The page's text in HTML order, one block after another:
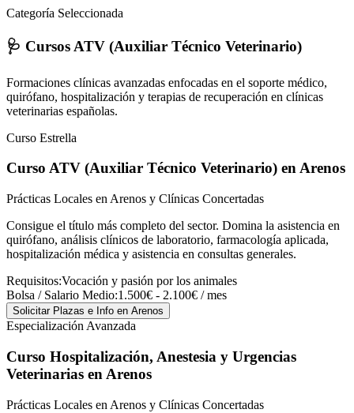
Categoría Seleccionada
🩺 Cursos ATV (Auxiliar Técnico Veterinario)
Formaciones clínicas avanzadas enfocadas en el soporte médico,
quirófano, hospitalización y terapias de recuperación en clínicas
veterinarias españolas.
Curso Estrella
Curso ATV (Auxiliar Técnico Veterinario) en Arenos
Prácticas Locales en Arenos y Clínicas Concertadas
Consigue el título más completo del sector. Domina la asistencia en
quirófano, análisis clínicos de laboratorio, farmacología aplicada,
hospitalización médica y asistencia en consultas generales.
Requisitos:Vocación y pasión por los animales
Bolsa / Salario Medio:1.500€ - 2.100€ / mes
Solicitar Plazas e Info en Arenos
Especialización Avanzada
Curso Hospitalización, Anestesia y Urgencias
Veterinarias en Arenos
Prácticas Locales en Arenos y Clínicas Concertadas